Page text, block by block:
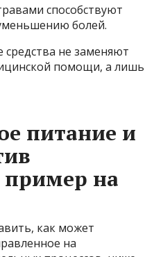
способствуют
болей.
не заменяют
помощи, а лишь
питание и
пример на
как может
на